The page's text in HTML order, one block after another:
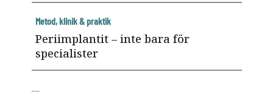
Periimplantit – inte bara för
specialister
Metod, klinik & praktik